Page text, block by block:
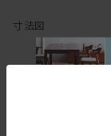
寸法図